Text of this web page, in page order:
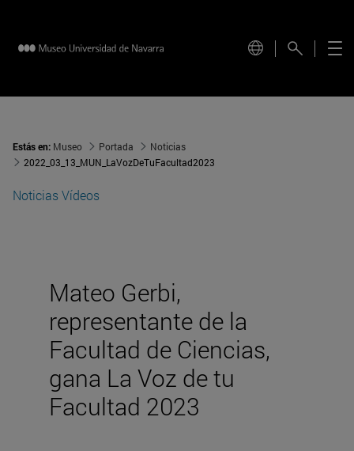
Estás en: Museo Portada
Noticias
2022_03_13_MUN_LaVozDeTuFacultad2023
Noticias Vídeos
Mateo Gerbi,
representante de la
Facultad de Ciencias,
gana La Voz de tu
Facultad 2023